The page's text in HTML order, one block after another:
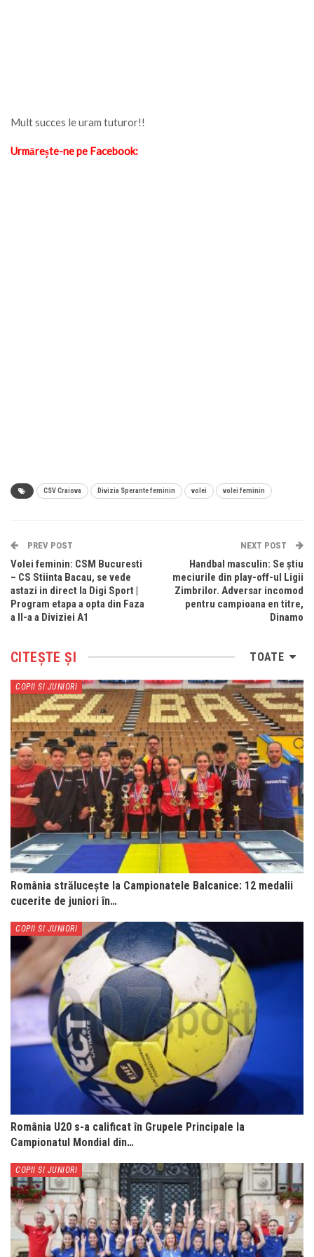
Mult succes le uram tuturor!!
Urmărește-ne pe Facebook:
CSV Craiova Divizia Sperante feminin volei volei feminin
PREV POST
Volei feminin: CSM Bucuresti
– CS Stiinta Bacau, se vede
astazi in direct la Digi Sport |
Program etapa a opta din Faza
a II-a a Diviziei A1
NEXT POST
Handbal masculin: Se știu
meciurile din play-off-ul Ligii
Zimbrilor. Adversar incomod
pentru campioana en titre,
Dinamo
TOATE
CITEȘTE ȘI
COPII SI JUNIORI
România strălucește la Campionatele Balcanice: 12 medalii
cucerite de juniori în…
COPII SI JUNIORI
România U20 s-a calificat în Grupele Principale la
Campionatul Mondial din…
COPII SI JUNIORI